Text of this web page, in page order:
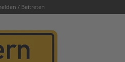
/ Beitreten